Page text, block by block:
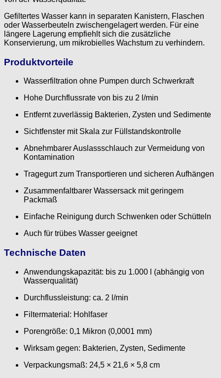
Gefiltertes Wasser kann in separaten Kanistern, Flaschen
oder Wasserbeuteln zwischengelagert werden. Für eine
längere Lagerung empfiehlt sich die zusätzliche
Konservierung, um mikrobielles Wachstum zu verhindern.
Produktvorteile
Wasserfiltration ohne Pumpen durch Schwerkraft
Hohe Durchflussrate von bis zu 2 l/min
Entfernt zuverlässig Bakterien, Zysten und Sedimente
Sichtfenster mit Skala zur Füllstandskontrolle
Abnehmbarer Auslassschlauch zur Vermeidung von
Kontamination
Tragegurt zum Transportieren und sicheren Aufhängen
Zusammenfaltbarer Wassersack mit geringem
Packmaß
Einfache Reinigung durch Schwenken oder Schütteln
Auch für trübes Wasser geeignet
Technische Daten
Anwendungskapazität: bis zu 1.000 l (abhängig von
Wasserqualität)
Durchflussleistung: ca. 2 l/min
Filtermaterial: Hohlfaser
Porengröße: 0,1 Mikron (0,0001 mm)
Wirksam gegen: Bakterien, Zysten, Sedimente
Verpackungsmaß: 24,5 × 21,6 × 5,8 cm